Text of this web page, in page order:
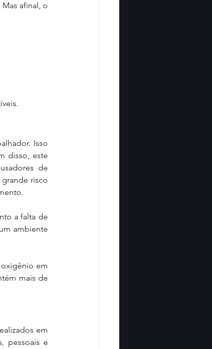
afinal, o
Isso
disso, este
de
risco
a falta de
ambiente
em
mais de
em
pessoais e